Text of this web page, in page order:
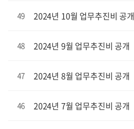
49 2024년 10월 업무추진비 공개
48 2024년 9월 업무추진비 공개
47 2024년 8월 업무추진비 공개
46 2024년 7월 업무추진비 공개